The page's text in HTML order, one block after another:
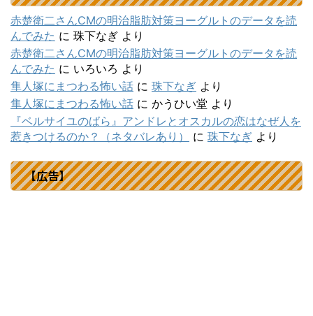
赤楚衛二さんCMの明治脂肪対策ヨーグルトのデータを読
んでみた に 珠下なぎ より
赤楚衛二さんCMの明治脂肪対策ヨーグルトのデータを読
んでみた に いろいろ より
隼人塚にまつわる怖い話 に 珠下なぎ より
隼人塚にまつわる怖い話 に かうひい堂 より
『ベルサイユのばら』アンドレとオスカルの恋はなぜ人を
惹きつけるのか？（ネタバレあり）
に 珠下なぎ より
【広告】